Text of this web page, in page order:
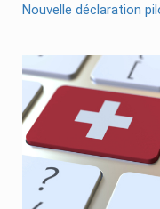
Nouvelle déclaration